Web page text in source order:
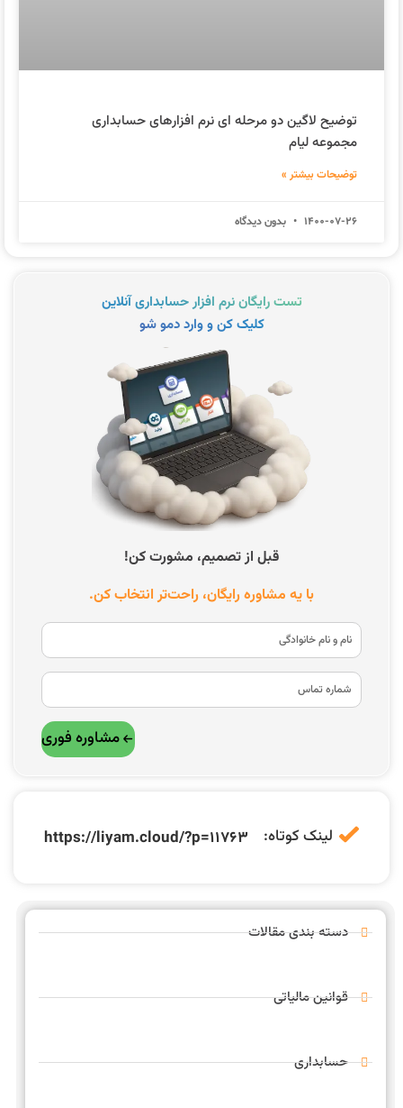
توضیح لاگین دو مرحله ای نرم افزارهای حسابداری
مجموعه لیام
توضیحات بیشتر »
1400-07-26 بدون دیدگاه
تست رایگان نرم افزار حسابداری آنلاین
کلیک کن و وارد دمو شو
قبل از تصمیم، مشورت کن!
با یه مشاوره رایگان، راحت‌تر انتخاب کن.
مشاوره فوری
لینک کوتاه: https://liyam.cloud/?p=11763
دسته بندی مقالات
قوانین مالیاتی
حسابداری